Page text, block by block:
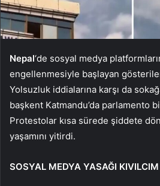
Nepal‘de sosyal medya
engellenmesiyle başlayan
Yolsuzluk iddialarına karşı da
başkent Katmandu’da parlamento
Protestolar kısa sürede şiddete
yaşamını yitirdi.
SOSYAL MEDYA YASAĞI